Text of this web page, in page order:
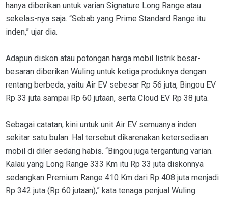
hanya diberikan untuk varian Signature Long Range atau
sekelas-nya saja. “Sebab yang Prime Standard Range itu
inden,” ujar dia.
Adapun diskon atau potongan harga mobil listrik besar-
besaran diberikan Wuling untuk ketiga produknya dengan
rentang berbeda, yaitu Air EV sebesar Rp 56 juta, Bingou EV
Rp 33 juta sampai Rp 60 jutaan, serta Cloud EV Rp 38 juta.
Sebagai catatan, kini untuk unit Air EV semuanya inden
sekitar satu bulan. Hal tersebut dikarenakan ketersediaan
mobil di diler sedang habis. “Bingou juga tergantung varian.
Kalau yang Long Range 333 Km itu Rp 33 juta diskonnya
sedangkan Premium Range 410 Km dari Rp 408 juta menjadi
Rp 342 juta (Rp 60 jutaan),” kata tenaga penjual Wuling.